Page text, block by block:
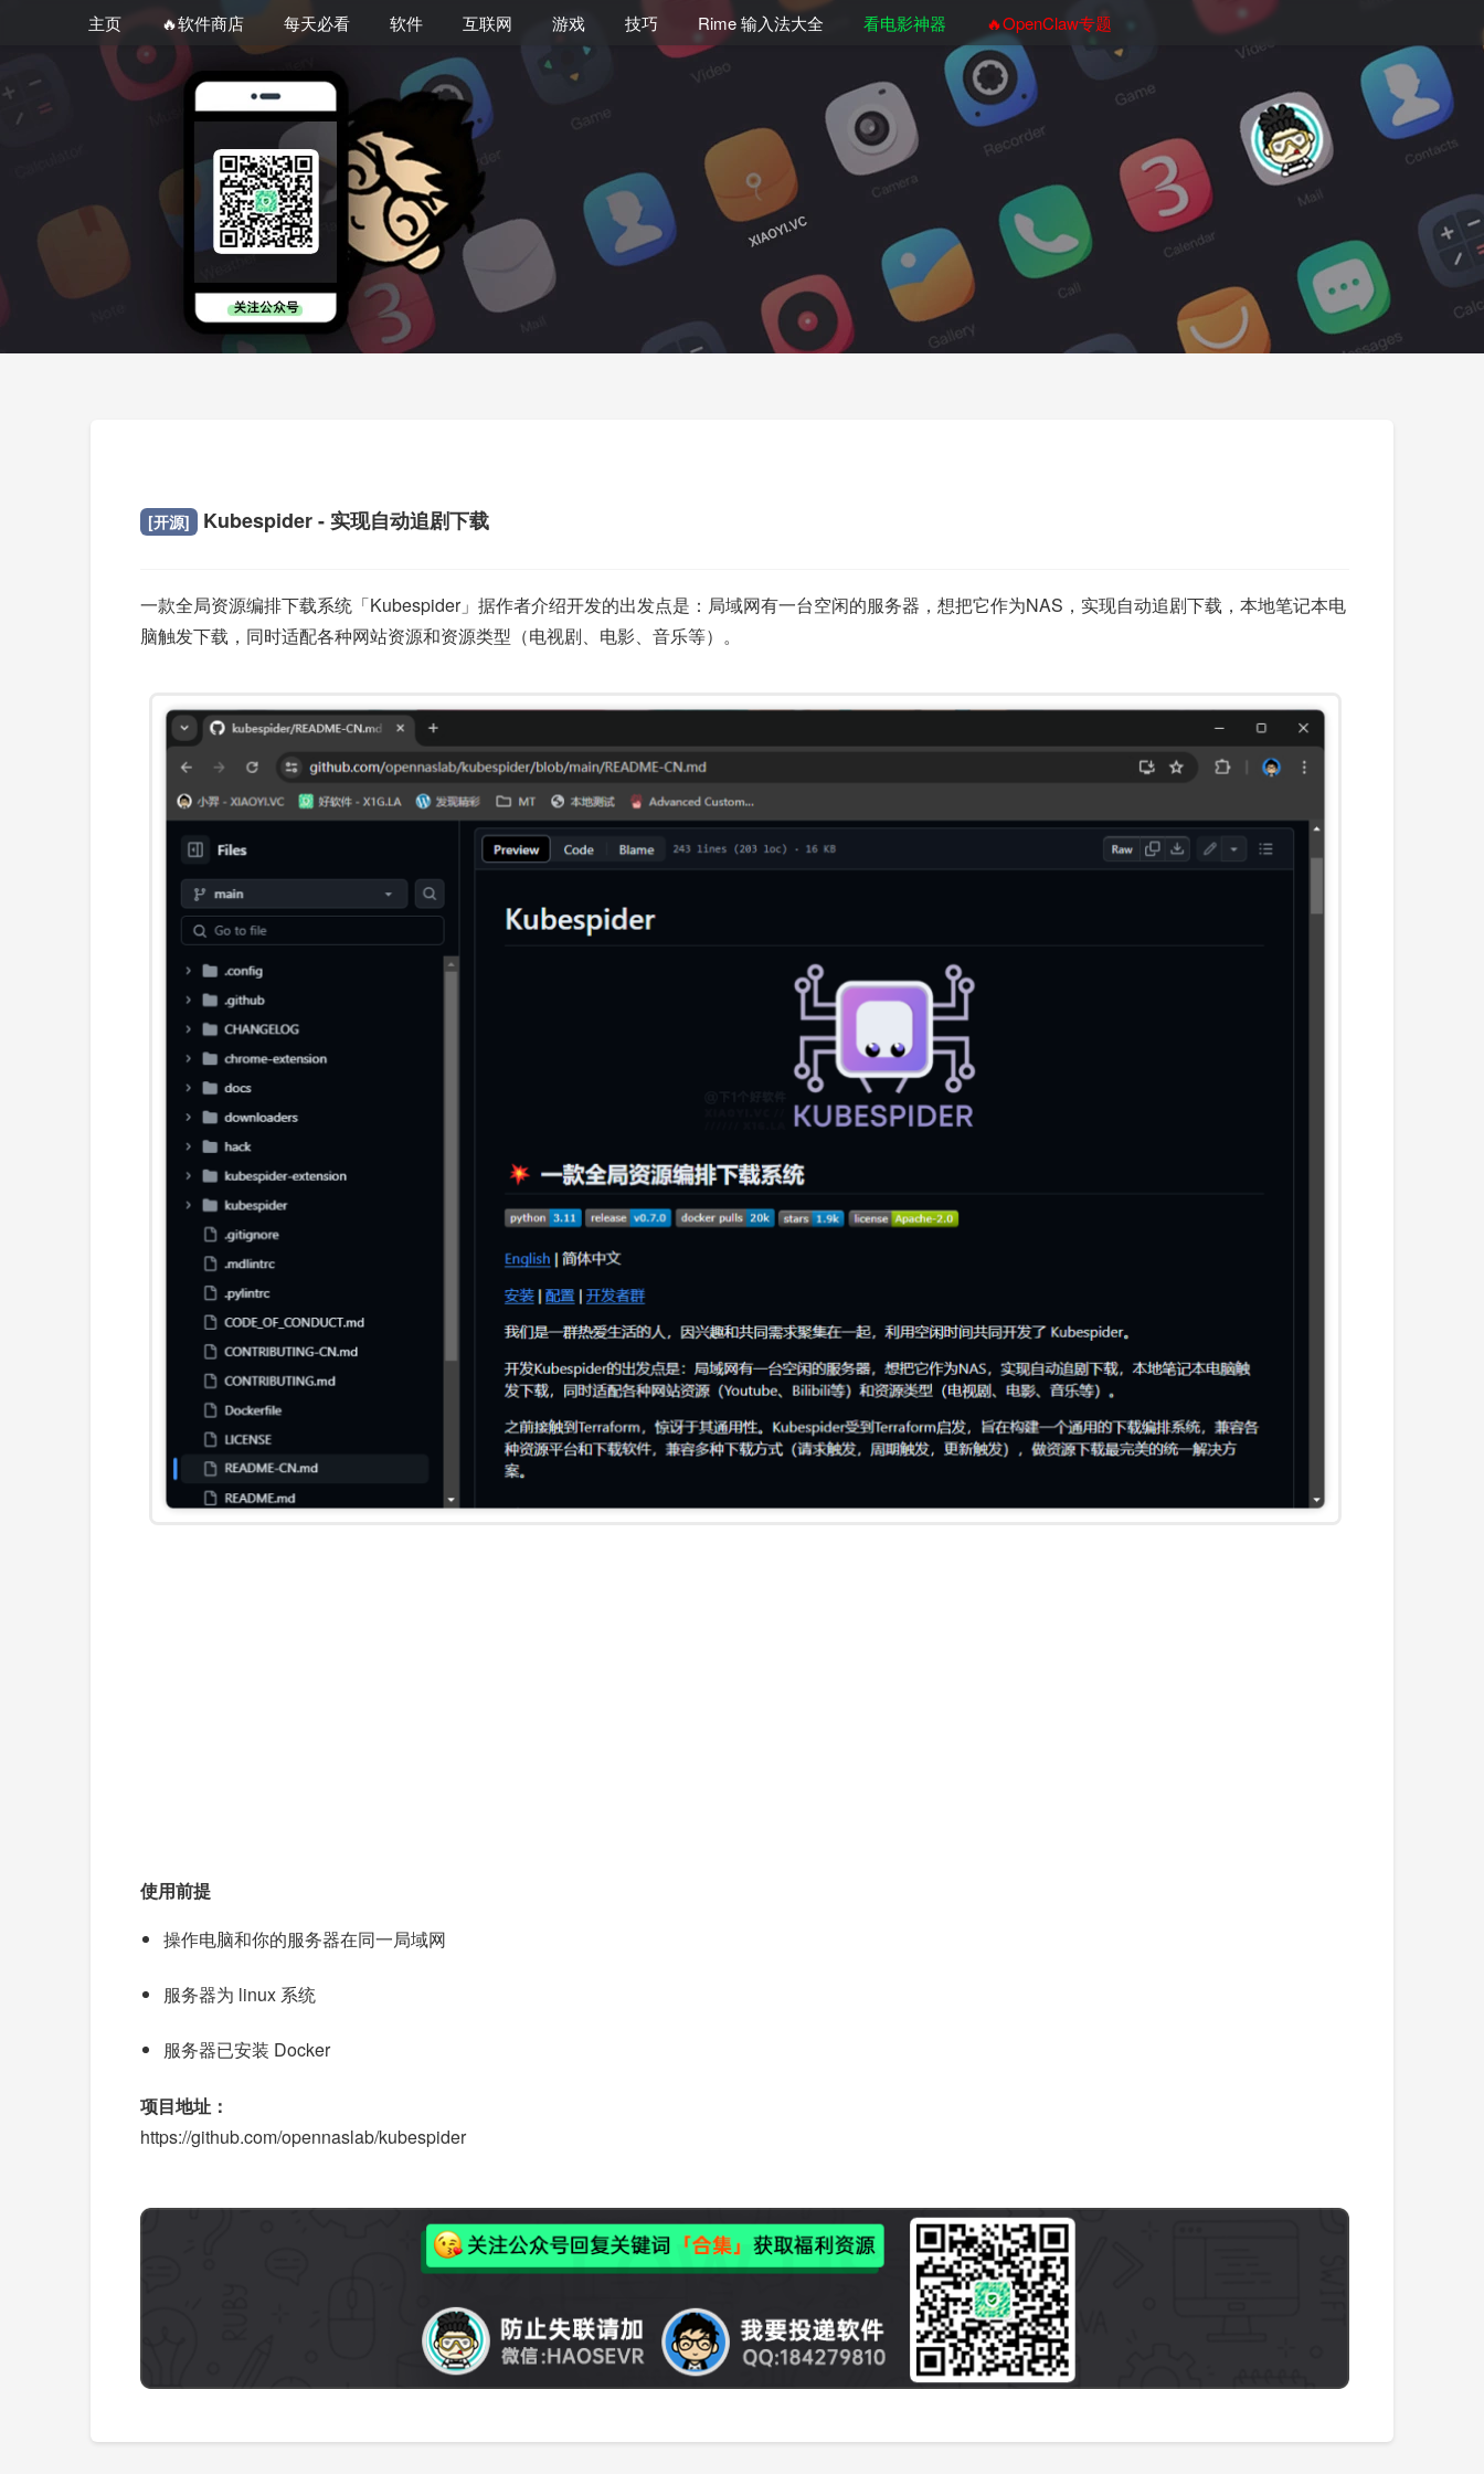
主页 🔥软件商店 每天必看 软件 互联网 游戏 技巧 Rime 输入法大全 看电影神器 🔥OpenClaw专题
[开源] Kubespider - 实现自动追剧下载
一款全局资源编排下载系统「Kubespider」据作者介绍开发的出发点是：局域网有一台空闲的服务器，想把它作为NAS，实现自动追剧下载，本地笔记本电
脑触发下载，同时适配各种网站资源和资源类型（电视剧、电影、音乐等）。
使用前提
操作电脑和你的服务器在同一局域网
服务器为 linux 系统
服务器已安装 Docker
项目地址：
https://github.com/opennaslab/kubespider